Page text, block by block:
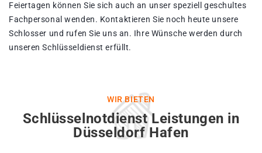
Feiertagen können Sie sich auch an unser speziell geschultes
Fachpersonal wenden. Kontaktieren Sie noch heute unsere
Schlosser und rufen Sie uns an. Ihre Wünsche werden durch
unseren Schlüsseldienst erfüllt.
WIR BIETEN
Schlüsselnotdienst Leistungen in
Düsseldorf Hafen